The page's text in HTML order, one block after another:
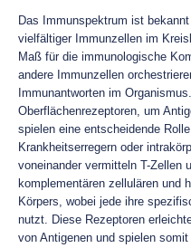
Das Immunspektrum ist
vielfältiger Immunzellen im
Maß für die immunologische
andere Immunzellen
Immunantworten im
Oberflächenrezeptoren, um
spielen eine entscheidende
Krankheitserregern oder
voneinander vermitteln T-Zellen
komplementären zellulären und
Körpers, wobei jede ihre
nutzt. Diese Rezeptoren
von Antigenen und spielen